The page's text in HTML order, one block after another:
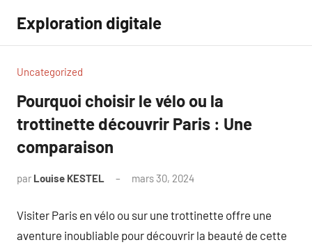
contenu
Exploration digitale
Uncategorized
Pourquoi choisir le vélo ou la
trottinette découvrir Paris : Une
comparaison
par Louise KESTEL mars 30, 2024
Visiter Paris en vélo ou sur une trottinette offre une
aventure inoubliable pour découvrir la beauté de cette